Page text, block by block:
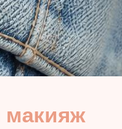
макияж